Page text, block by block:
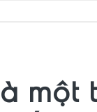
một